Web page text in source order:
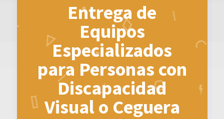
Entrega de
Equipos
Especializados
para Personas con
Discapacidad
Visual o Ceguera